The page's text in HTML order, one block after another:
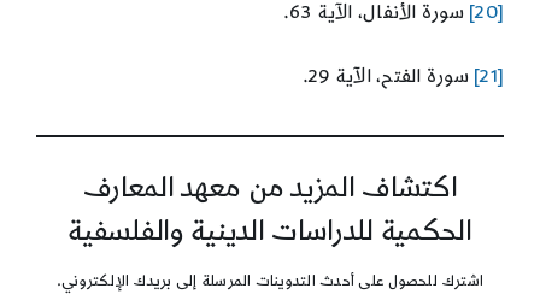
[20] سورة الأنفال، الآية 63.
[21] سورة الفتح، الآية 29.
اكتشاف المزيد من معهد المعارف
الحكمية للدراسات الدينية والفلسفية
اشترك للحصول على أحدث التدوينات المرسلة إلى بريدك الإلكتروني.